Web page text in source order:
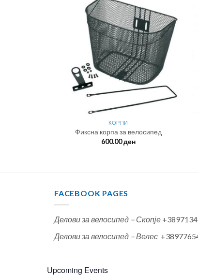
КОРПИ
Фиксна корпа за велосипед
600.00ден
FACEBOOK PAGES
Делови за велосипед – Скопје
Делови за велосипед – Велес
Upcoming Events